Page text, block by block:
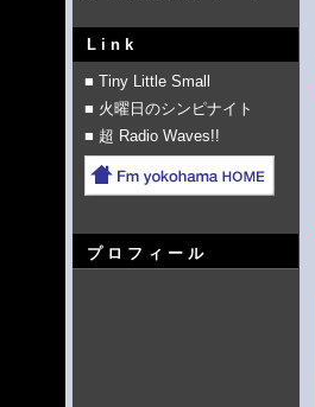
Link
■ Tiny Little Small
■ 火曜日のシンピナイト
■ 超 Radio Waves!!
プロフィール